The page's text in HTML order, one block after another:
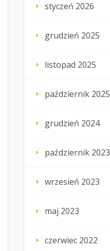
styczeń 2026
grudzień 2025
listopad 2025
październik 2025
grudzień 2024
październik 2023
wrzesień 2023
maj 2023
czerwiec 2022